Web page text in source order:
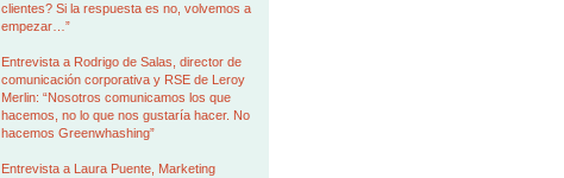
clientes? Si la respuesta es no, volvemos a
empezar…”
Entrevista a Rodrigo de Salas, director de
comunicación corporativa y RSE de Leroy
Merlin: “Nosotros comunicamos los que
hacemos, no lo que nos gustaría hacer. No
hacemos Greenwhashing”
Entrevista a Laura Puente, Marketing